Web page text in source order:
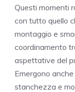
Questi momenti
con tutto quello
montaggio e
coordinamento
aspettative del
Emergono
stanchezza e